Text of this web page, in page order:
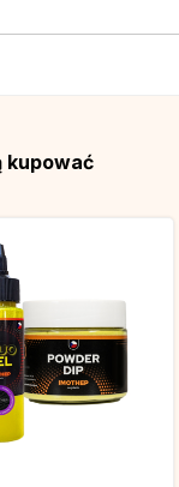
kupować